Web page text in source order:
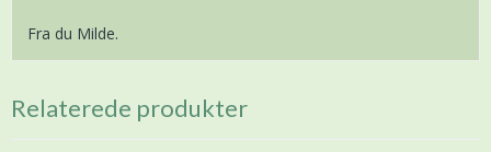
Fra du Milde.
Relaterede produkter